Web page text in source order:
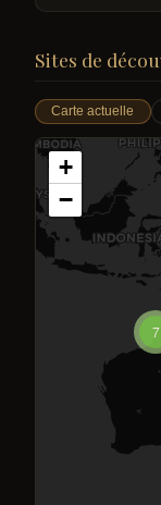
Sites de
Carte actuelle
7
+
−